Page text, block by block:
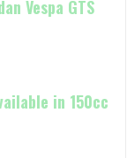
Vespa GTS
in 150cc